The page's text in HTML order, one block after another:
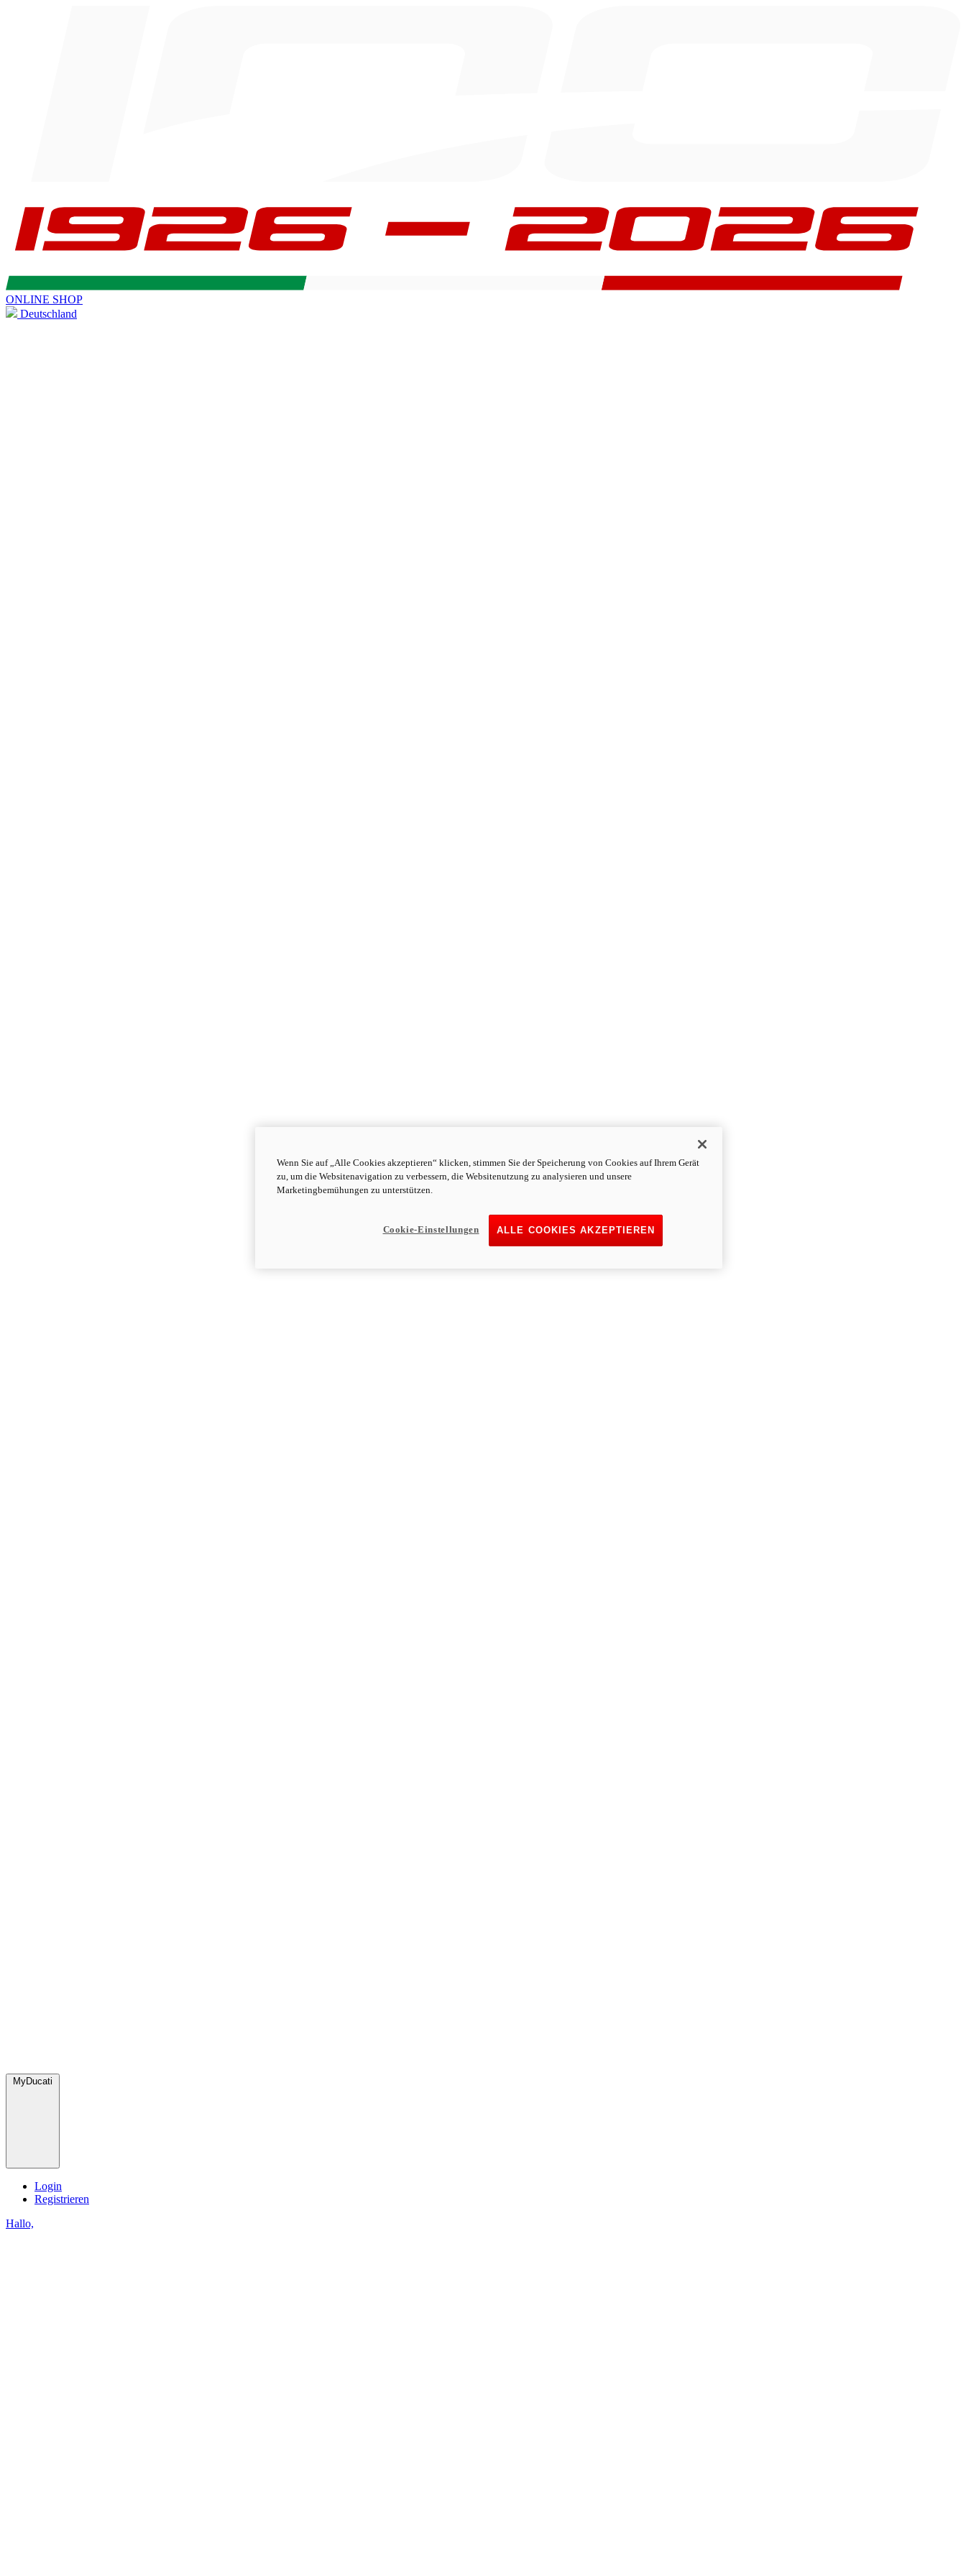
ONLINE SHOP
Deutschland
MyDucati
Login
Registrieren
Hallo,
Wenn Sie auf „Alle Cookies akzeptieren“ klicken, stimmen Sie der Speicherung von Cookies auf Ihrem Gerät
zu, um die Websitenavigation zu verbessern, die Websitenutzung zu analysieren und unsere
Marketingbemühungen zu unterstützen.
ALLE COOKIES AKZEPTIEREN
Cookie-Einstellungen